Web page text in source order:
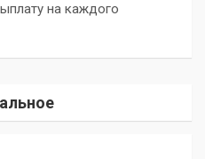
на каждого